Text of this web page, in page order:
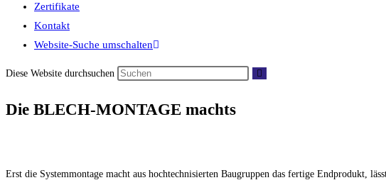
Zertifikate
Kontakt
Website-Suche umschalten
Diese Website durchsuchen
Die BLECH-MONTAGE machts
Erst die Systemmontage macht aus hochtechnisierten Baugruppen das fertige Endprodukt,